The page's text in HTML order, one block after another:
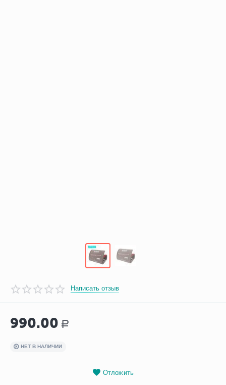
Написать отзыв
990.00 Р
НЕТ В НАЛИЧИИ
Отложить